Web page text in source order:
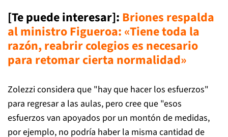
[Te puede interesar]: Briones respalda
al ministro Figueroa: «Tiene toda la
razón, reabrir colegios es necesario
para retomar cierta normalidad»
Zolezzi considera que "hay que hacer los esfuerzos"
para regresar a las aulas, pero cree que "esos
esfuerzos van apoyados por un montón de medidas,
por ejemplo, no podría haber la misma cantidad de